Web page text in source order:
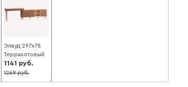
Элвуд 297x78
Терракотовый
1141
10
1269